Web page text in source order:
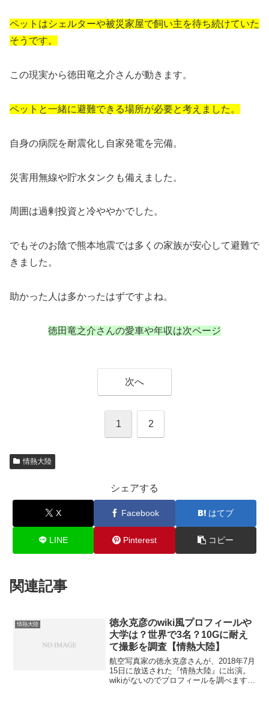
ペットはシェルターや被災家屋で飼い主を待ち続けていた
そうです。
この現実から徳田竜之介さんが動きます。
ペットと一緒に避難できる場所が必要と考えました。
自身の病院を耐震化し自家発電を完備。
災害用無線や貯水タンクも備えました。
周囲は過剰投資と冷ややかでした。
でもそのお陰で熊本地震では多くの家族が安心して避難で
きました。
助かった人は多かったはずですよね。
徳田竜之介さんの愛車や年収は次ページ
次へ
1 2
情熱大陸
シェアする
X Facebook はてブ
LINE Pinterest コピー
関連記事
情熱大陸
徳永克彦のwiki風プロフィールや
大学は？世界で3名？10Gに耐え
て撮影を調査【情熱大陸】
航空写真家の徳永克彦さんが、2018年7月
15日に放送された『情熱大陸』に出演。
wikiがないのでプロフィールを調べます。